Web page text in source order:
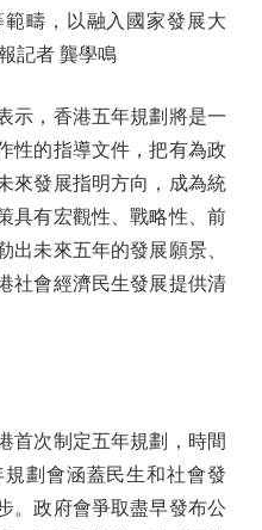
疇，以融入國家發展大
記者 龔學鳴
，香港五年規劃將是一
性的指導文件，把有為政
來發展指明方向，成為統
具有宏觀性、戰略性、前
出未來五年的發展願景、
社會經濟民生發展提供清
次制定五年規劃，時間
劃會涵蓋民生和社會發
。政府會爭取盡早發布公